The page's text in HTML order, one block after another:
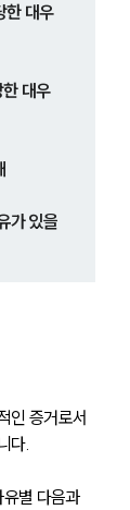
한 대우
대우
가 있을
인 증거로서
다.
별 다음과